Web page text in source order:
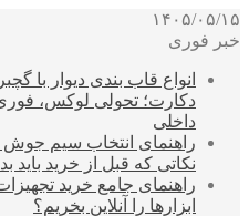
۱۴۰۵/۰۵/۱۵
خبر فوری
انواع قاب بندی دیوار با
دکارت؛ تحولی لوکس،
داخلی
راهنمای انتخاب سیم جوش
نکاتی که قبل از خرید باید
راهنمای جامع خرید
ابزارها را آنلاین بخریم؟